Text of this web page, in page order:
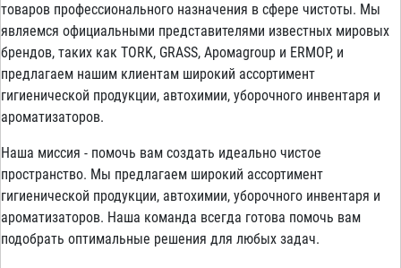
товаров профессионального назначения в сфере чистоты. Мы
являемся официальными представителями известных мировых
брендов, таких как TORK, GRASS, Аромаgroup и ERMOP, и
предлагаем нашим клиентам широкий ассортимент
гигиенической продукции, автохимии, уборочного инвентаря и
ароматизаторов.
Наша миссия - помочь вам создать идеально чистое
пространство. Мы предлагаем широкий ассортимент
гигиенической продукции, автохимии, уборочного инвентаря и
ароматизаторов. Наша команда всегда готова помочь вам
подобрать оптимальные решения для любых задач.